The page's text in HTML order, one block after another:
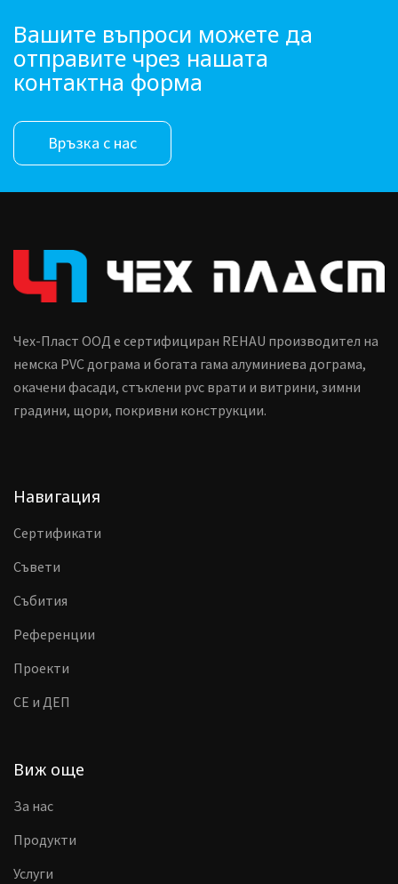
Вашите въпроси можете да
отправите чрез нашата
контактна форма
Връзка с нас
Чех-Пласт ООД е сертифициран REHAU производител на
немска PVC дограма и богата гама алуминиева дограма,
окачени фасади, стъклени pvc врати и витрини, зимни
градини, щори, покривни конструкции.
Навигация
Сертификати
Съвети
Събития
Референции
Проекти
CE и ДЕП
Виж още
За нас
Продукти
Услуги